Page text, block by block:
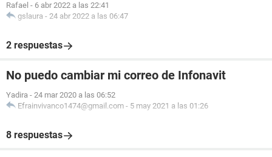
Rafael - 6 abr 2022 a las 22:41
gslaura - 24 abr 2022 a las 06:47
2 respuestas
No puedo cambiar mi correo de Infonavit
Yadira - 24 mar 2020 a las 06:52
Efrainvivanco1474@gmail.com - 5 may 2021 a las 01:26
8 respuestas